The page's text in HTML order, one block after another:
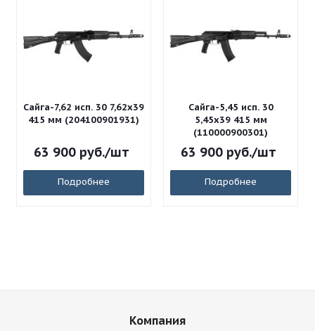
Сайга-7,62 исп. 30 7,62x39
415 мм (204100901931)
63 900руб./шт
Подробнее
Сайга-5,45 исп. 30
5,45x39 415 мм
(110000900301)
63 900руб./шт
Подробнее
Компания